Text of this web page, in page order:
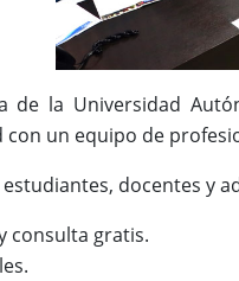
de la Universidad
un equipo de
docentes y
consulta gratis.